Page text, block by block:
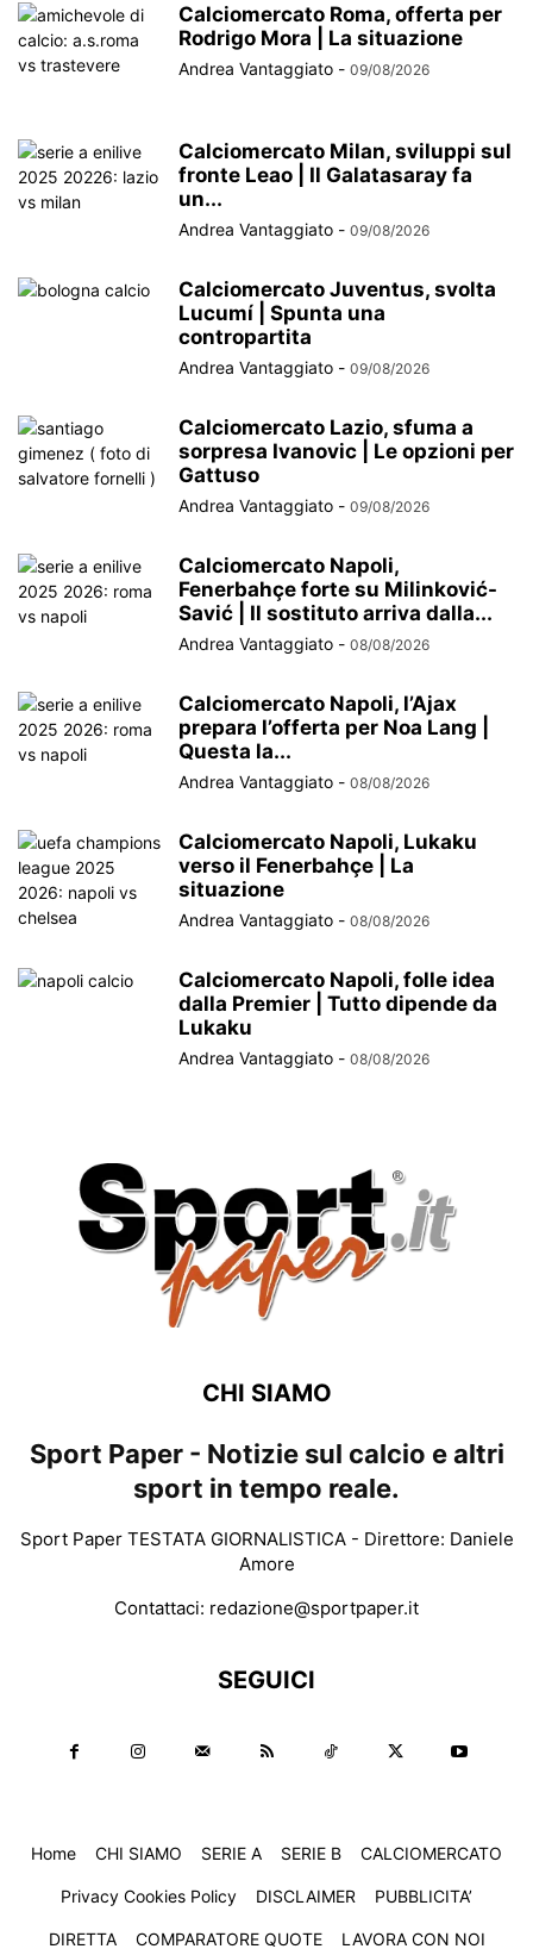
Calciomercato Roma, offerta per
Rodrigo Mora | La situazione
Andrea Vantaggiato - 09/08/2026
Calciomercato Milan, sviluppi sul
fronte Leao | Il Galatasaray fa
un...
Andrea Vantaggiato - 09/08/2026
Calciomercato Juventus, svolta
Lucumí | Spunta una
contropartita
Andrea Vantaggiato - 09/08/2026
Calciomercato Lazio, sfuma a
sorpresa Ivanovic | Le opzioni per
Gattuso
Andrea Vantaggiato - 09/08/2026
Calciomercato Napoli,
Fenerbahçe forte su Milinković-
Savić | Il sostituto arriva dalla...
Andrea Vantaggiato - 08/08/2026
Calciomercato Napoli, l’Ajax
prepara l’offerta per Noa Lang |
Questa la...
Andrea Vantaggiato - 08/08/2026
Calciomercato Napoli, Lukaku
verso il Fenerbahçe | La
situazione
Andrea Vantaggiato - 08/08/2026
Calciomercato Napoli, folle idea
dalla Premier | Tutto dipende da
Lukaku
Andrea Vantaggiato - 08/08/2026
CHI SIAMO
Sport Paper - Notizie sul calcio e altri
sport in tempo reale.
Sport Paper TESTATA GIORNALISTICA - Direttore: Daniele
Amore
Contattaci: redazione@sportpaper.it
SEGUICI
Home CHI SIAMO SERIE A SERIE B CALCIOMERCATO
Privacy Cookies Policy DISCLAIMER PUBBLICITA’
DIRETTA COMPARATORE QUOTE LAVORA CON NOI